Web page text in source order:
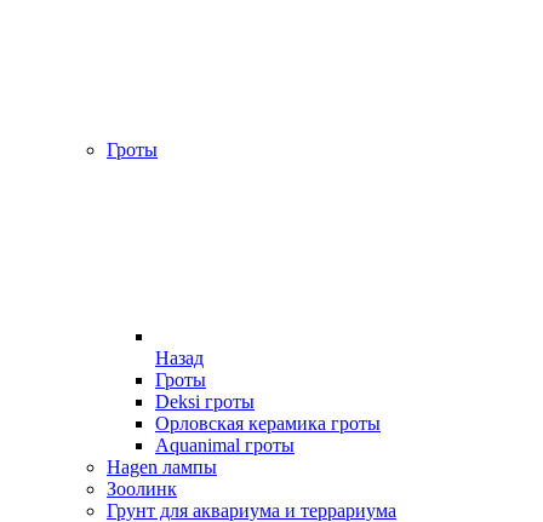
Гроты
Назад
Гроты
Deksi гроты
Орловская керамика гроты
Aquanimal гроты
Hagen лампы
Зоолинк
Грунт для аквариума и террариума